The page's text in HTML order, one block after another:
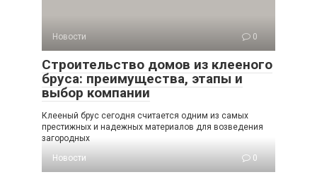
Новости 0
Строительство домов из клееного
бруса: преимущества, этапы и
выбор компании
Клееный брус сегодня считается одним из самых
престижных и надежных материалов для возведения
загородных
Новости
0